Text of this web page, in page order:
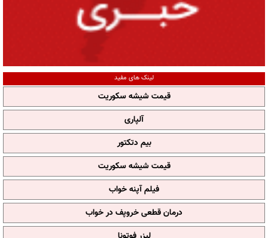
لینک های مفید
قیمت شیشه سکوریت
آلپاری
بیم دتکتور
قیمت شیشه سکوریت
فیلم آپنه خواب
درمان قطعی خروپف در خواب